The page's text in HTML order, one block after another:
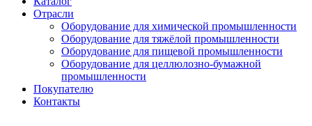
Отрасли
Оборудование для химической промышленности
Оборудование для тяжёлой промышленности
Оборудование для пищевой промышленности
Оборудование для целлюлозно-бумажной
промышленности
Покупателю
Контакты